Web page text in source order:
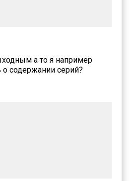
а то я например
содержании серий?